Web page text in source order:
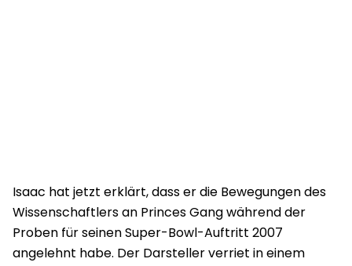
Isaac hat jetzt erklärt, dass er die Bewegungen des
Wissenschaftlers an Princes Gang während der
Proben für seinen Super-Bowl-Auftritt 2007
angelehnt habe. Der Darsteller verriet in einem